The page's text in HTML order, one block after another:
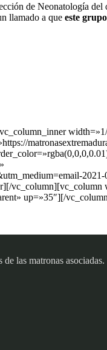
de Neonatología del
llamado a que este
2021-
vc_column][vc_column
up=»35″][/
las matronas asociadas.